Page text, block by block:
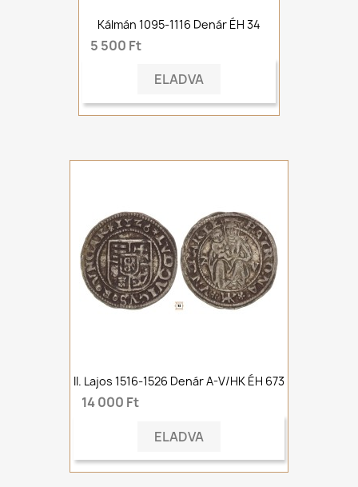
Kálmán 1095-1116 Denár ÉH 34
5 500 Ft
ELADVA
II. Lajos 1516-1526 Denár A-V/HK ÉH 673
14 000 Ft
ELADVA